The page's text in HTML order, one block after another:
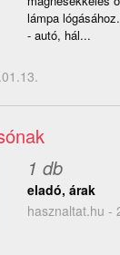
lámpa
- autó, hál...
1 db
eladó, árak
hasznaltat.hu -